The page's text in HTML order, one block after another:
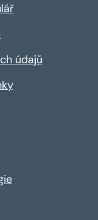
údajů